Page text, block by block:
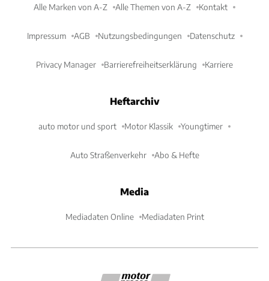
Alle Marken von A-Z Alle Themen von A-Z Kontakt
Impressum AGB Nutzungsbedingungen Datenschutz
Privacy Manager Barrierefreiheitserklärung Karriere
Heftarchiv
auto motor und sport Motor Klassik Youngtimer
Auto Straßenverkehr Abo & Hefte
Media
Mediadaten Online Mediadaten Print